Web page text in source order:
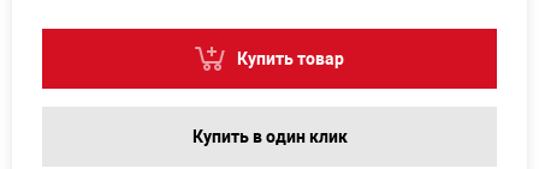
Купить товар
Купить в один клик